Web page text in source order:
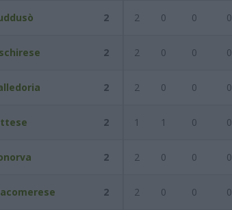
2 2 0 0 0
2 2 0 0 0
2 2 0 0 0
2 1 1 0 0
2 2 0 0 0
2 2 0 0 0